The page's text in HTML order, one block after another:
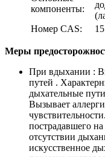
компоненты:
Номер CAS:
Меры
При вдыхании :
путей .
дыхательные
Вызывает
пострадавшего
отсутствии
искусственное